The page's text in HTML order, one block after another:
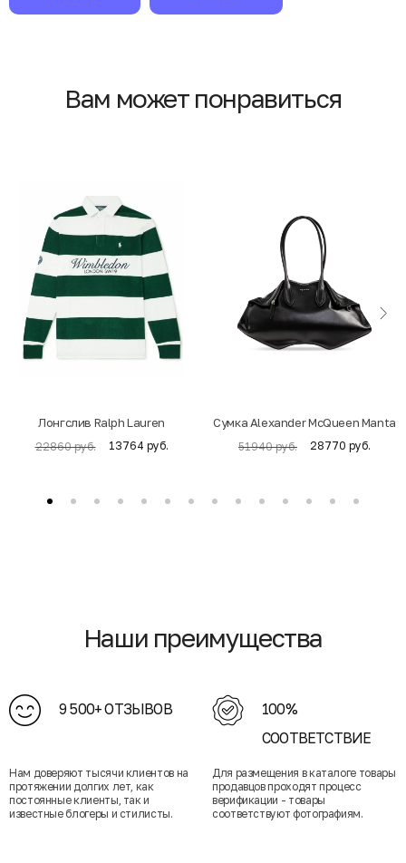
Вам может понравиться
Лонгслив Ralph Lauren
22860 руб. 13764 руб.
Cумка Alexander McQueen Manta
51940 руб. 28770 руб.
Наши преимущества
9 500+ ОТЗЫВОВ
Нам доверяют тысячи клиентов на
протяжении долгих лет, как
постоянные клиенты, так и
известные блогеры и стилисты.
100%
СООТВЕТСТВИЕ
Для размещения в каталоге товары
продавцов проходят процесс
верификации - товары
соответствуют фотографиям.